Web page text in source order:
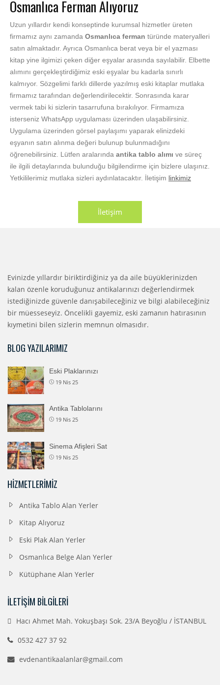
Osmanlıca Ferman Alıyoruz
Uzun yıllardır kendi konseptinde kurumsal hizmetler üreten
firmamız aynı zamanda Osmanlıca ferman türünde materyalleri
satın almaktadır. Ayrıca Osmanlıca berat veya bir el yazması
kitap yine ilgimizi çeken diğer eşyalar arasında sayılabilir. Elbette
alımını gerçekleştirdiğimiz eski eşyalar bu kadarla sınırlı
kalmıyor. Sözgelimi farklı dillerde yazılmış eski kitaplar mutlaka
firmamız tarafından değerlendirilecektir. Sonrasında karar
vermek tabi ki sizlerin tasarrufuna bırakılıyor. Firmamıza
isterseniz WhatsApp uygulaması üzerinden ulaşabilirsiniz.
Uygulama üzerinden görsel paylaşımı yaparak elinizdeki
eşyanın satın alınma değeri bulunup bulunmadığını
öğrenebilirsiniz. Lütfen aralarında antika tablo alımı ve süreç
ile ilgili detaylarında bulunduğu bilgilendirme için bizlere ulaşınız.
Yetkililerimiz mutlaka sizleri aydınlatacaktır. İletişim linkimiz
İletişim
Evinizde yıllardır biriktirdiğiniz ya da aile büyüklerinizden
kalan özenle koruduğunuz antikalarınızı değerlendirmek
istediğinizde güvenle danışabileceğiniz ve bilgi alabileceğiniz
bir müesseseyiz. Öncelikli gayemiz, eski zamanın hatırasının
kıymetini bilen sizlerin memnun olmasıdır.
BLOG YAZILARIMIZ
Eski Plaklarınızı
19 Nis 25
Antika Tablolarını
19 Nis 25
Sinema Afişleri Sat
19 Nis 25
HIZMETLERIMIZ
Antika Tablo Alan Yerler
Kitap Alıyoruz
Eski Plak Alan Yerler
Osmanlıca Belge Alan Yerler
Kütüphane Alan Yerler
İLETIŞIM BILGILERI
Hacı Ahmet Mah. Yokuşbaşı Sok. 23/A Beyoğlu / İSTANBUL
0532 427 37 92
evdenantikaalanlar@gmail.com